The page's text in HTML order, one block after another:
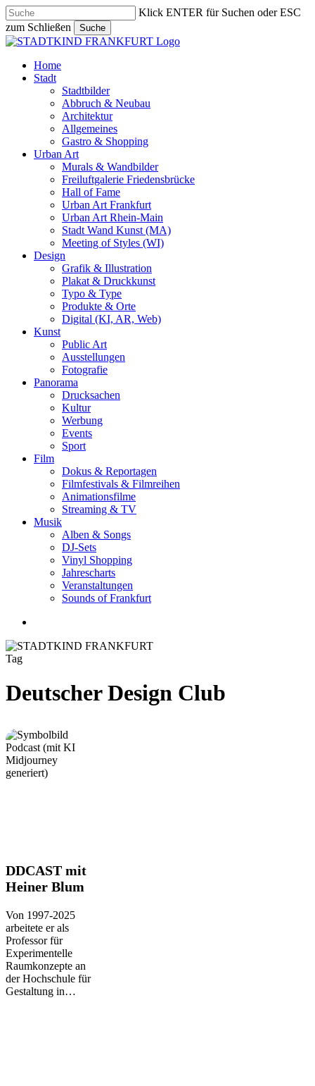
Skip
to
main
content
Klick ENTER für Suchen oder ESC
zum Schließen
Suche
Close
search
Menu
Home
Stadt
Stadtbilder
Abbruch & Neubau
Architektur
Allgemeines
Gastro & Shopping
Urban Art
Murals & Wandbilder
Freiluftgalerie Friedensbrücke
Hall of Fame
Urban Art Frankfurt
Urban Art Rhein-Main
Stadt Wand Kunst (MA)
Meeting of Styles (WI)
Design
Grafik & Illustration
Plakat & Druckkunst
Typo & Type
Produkte & Orte
Digital (KI, AR, Web)
Kunst
Public Art
Ausstellungen
Fotografie
Panorama
Drucksachen
Kultur
Werbung
Events
Sport
Film
Dokus & Reportagen
Filmfestivals & Filmreihen
Animationsfilme
Streaming & TV
Musik
Alben & Songs
DJ-Sets
Vinyl Shopping
Jahrescharts
Veranstaltungen
Sounds of Frankfurt
Tag
Deutscher Design Club
DDCAST
mit
Heiner
DDCAST mit
Heiner Blum
Von 1997-2025
arbeitete er als
Professor für
Experimentelle
Raumkonzepte an
der Hochschule für
Gestaltung in…